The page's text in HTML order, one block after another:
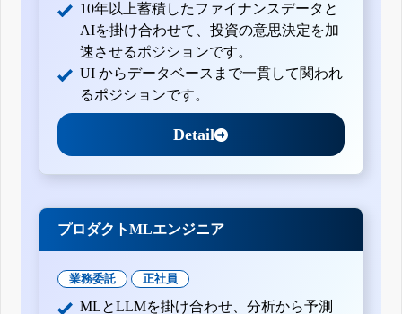
10年以上蓄積したファイナンスデータと
AIを掛け合わせて、投資の意思決定を加
速させるポジションです。
UI からデータベースまで一貫して関われ
るポジションです。
Detail
プロダクトMLエンジニア
業務委託 正社員
MLとLLMを掛け合わせ、分析から予測